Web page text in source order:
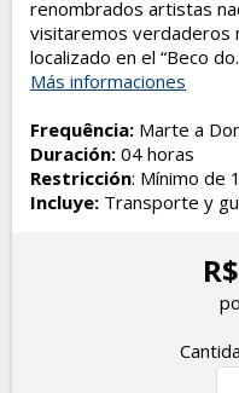
renombrados artistas
visitaremos verdaderos
localizado en el “Beco
Más informaciones
Frequência: Marte a
Duración: 04 horas
Restricción: Mínimo de
Incluye: Transporte y